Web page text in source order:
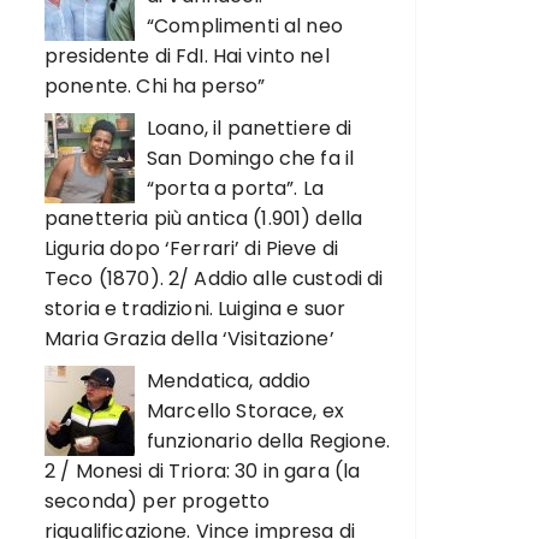
“Complimenti al neo
presidente di FdI. Hai vinto nel
ponente. Chi ha perso”
Loano, il panettiere di
San Domingo che fa il
“porta a porta”. La
panetteria più antica (1.901) della
Liguria dopo ‘Ferrari’ di Pieve di
Teco (1870). 2/ Addio alle custodi di
storia e tradizioni. Luigina e suor
Maria Grazia della ‘Visitazione’
Mendatica, addio
Marcello Storace, ex
funzionario della Regione.
2 / Monesi di Triora: 30 in gara (la
seconda) per progetto
riqualificazione. Vince impresa di